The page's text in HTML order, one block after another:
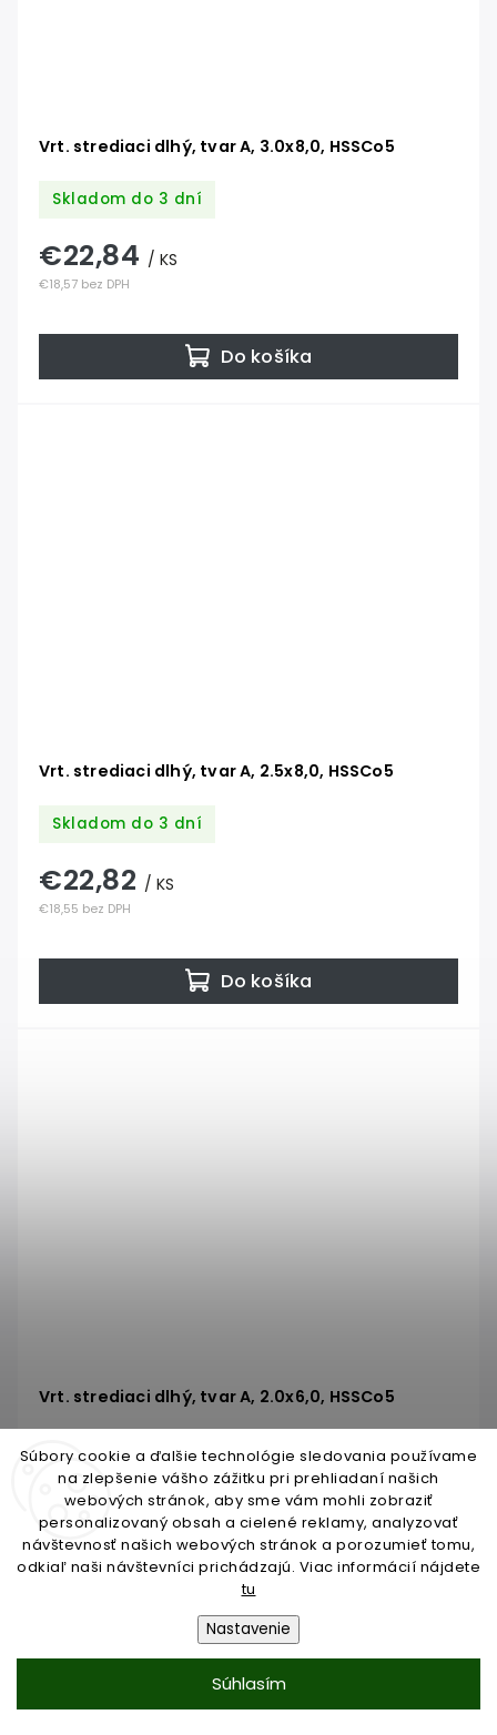
Súbory cookie a ďalšie technológie sledovania používame
na zlepšenie vášho zážitku pri prehliadaní našich
webových stránok, aby sme vám mohli zobraziť
personalizovaný obsah a cielené reklamy, analyzovať
návštevnosť našich webových stránok a porozumieť tomu,
odkiaľ naši návštevníci prichádzajú. Viac informácií nájdete
tu
Nastavenie
Súhlasím
Vrt. strediaci dlhý, tvar A, 3.0x8,0, HSSCo5
Skladom do 3 dní
€18,57 bez DPH
€22,84 / KS
Do košíka
Vrt. strediaci dlhý, tvar A, 2.5x8,0, HSSCo5
Skladom do 3 dní
€18,55 bez DPH
€22,82 / KS
Do košíka
Vrt. strediaci dlhý, tvar A, 2.0x6,0, HSSCo5
Skladom do 3 dní
€18,55 bez DPH
€22,82 / KS